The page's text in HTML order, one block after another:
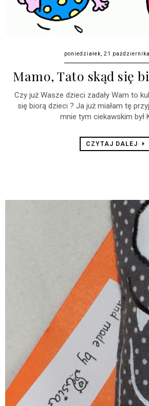
poniedziałek, 21
Mamo, Tato skąd się
Czy już Wasze dzieci zadały Wam to
się biorą dzieci ? Ja już miałam tę
mnie tym ciekawskim był
CZYTAJ DALEJ